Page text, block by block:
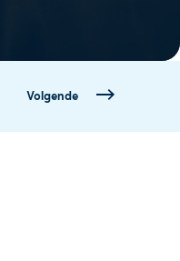
Volgende